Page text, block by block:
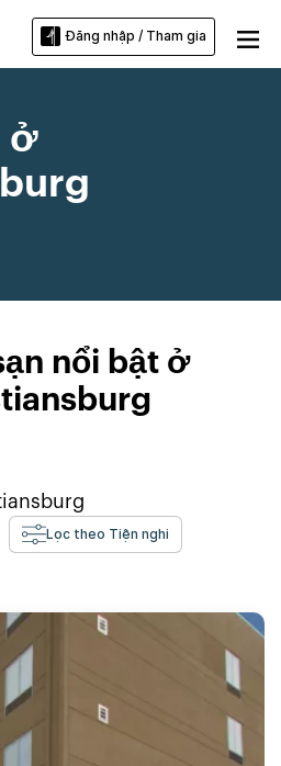
Đăng nhập / Tham gia
ở
nổi bật ở
Lọc theo Tiện nghi